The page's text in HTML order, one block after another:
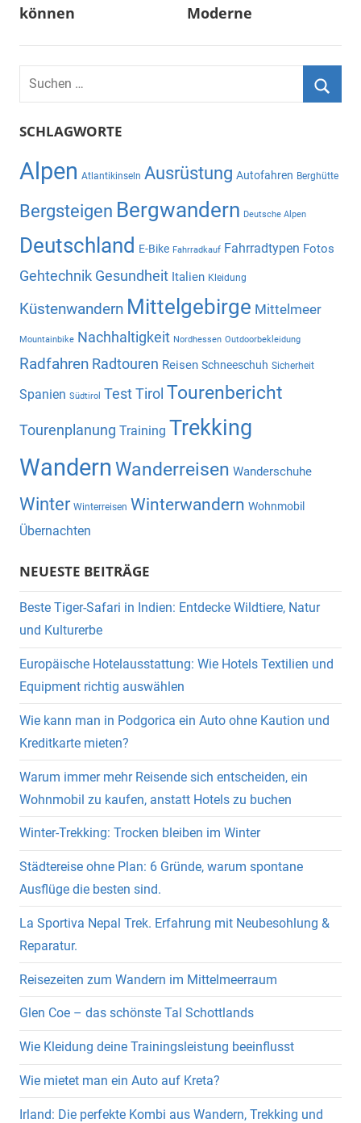
können
Moderne
Suchen
nach:
SCHLAGWORTE
Alpen Atlantikinseln Ausrüstung Autofahren Berghütte
Bergsteigen Bergwandern Deutsche Alpen
Deutschland E-Bike Fahrradkauf Fahrradtypen Fotos
Gehtechnik Gesundheit Italien Kleidung
Küstenwandern Mittelgebirge Mittelmeer
Mountainbike Nachhaltigkeit Nordhessen Outdoorbekleidung
Radfahren Radtouren Reisen Schneeschuh Sicherheit
Spanien Südtirol TestTirol Tourenbericht
Tourenplanung Training Trekking
Wandern Wanderreisen Wanderschuhe
Winter Winterreisen Winterwandern Wohnmobil
Übernachten
NEUESTE BEITRÄGE
Beste Tiger-Safari in Indien: Entdecke Wildtiere, Natur
und Kulturerbe
Europäische Hotelausstattung: Wie Hotels Textilien und
Equipment richtig auswählen
Wie kann man in Podgorica ein Auto ohne Kaution und
Kreditkarte mieten?
Warum immer mehr Reisende sich entscheiden, ein
Wohnmobil zu kaufen, anstatt Hotels zu buchen
Winter-Trekking: Trocken bleiben im Winter
Städtereise ohne Plan: 6 Gründe, warum spontane
Ausflüge die besten sind.
La Sportiva Nepal Trek. Erfahrung mit Neubesohlung &
Reparatur.
Reisezeiten zum Wandern im Mittelmeerraum
Glen Coe – das schönste Tal Schottlands
Wie Kleidung deine Trainingsleistung beeinflusst
Wie mietet man ein Auto auf Kreta?
Irland: Die perfekte Kombi aus Wandern, Trekking und